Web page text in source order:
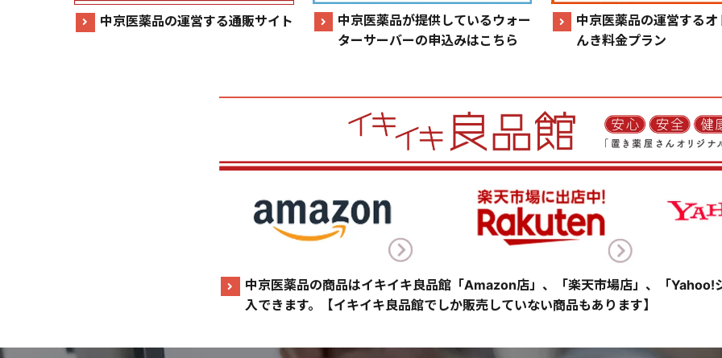
中京医薬品の運営する通販サイト
中京医薬品が提供しているウォー
ターサーバーの申込みはこちら
中京医薬品の運営する
んき料金プラン
中京医薬品の商品はイキイキ良品館「Amazon店」、「楽天市場店」、「Yahoo!
入できます。【イキイキ良品館でしか販売していない商品もあります】